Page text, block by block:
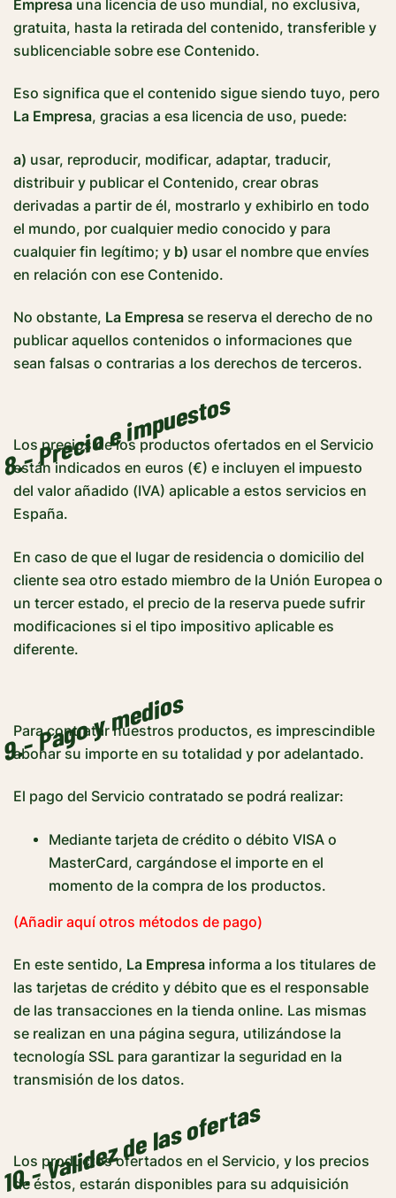
Empresa una licencia de uso mundial, no exclusiva,
gratuita, hasta la retirada del contenido, transferible y
sublicenciable sobre ese Contenido.
Eso significa que el contenido sigue siendo tuyo, pero
La Empresa, gracias a esa licencia de uso, puede:
a) usar, reproducir, modificar, adaptar, traducir,
distribuir y publicar el Contenido, crear obras
derivadas a partir de él, mostrarlo y exhibirlo en todo
el mundo, por cualquier medio conocido y para
cualquier fin legítimo; y b) usar el nombre que envíes
en relación con ese Contenido.
No obstante, La Empresa se reserva el derecho de no
publicar aquellos contenidos o informaciones que
sean falsas o contrarias a los derechos de terceros.
8.- Precio e impuestos
Los precios de los productos ofertados en el Servicio
están indicados en euros (€) e incluyen el impuesto
del valor añadido (IVA) aplicable a estos servicios en
España.
En caso de que el lugar de residencia o domicilio del
cliente sea otro estado miembro de la Unión Europea o
un tercer estado, el precio de la reserva puede sufrir
modificaciones si el tipo impositivo aplicable es
diferente.
9.- Pago y medios
Para contratar nuestros productos, es imprescindible
abonar su importe en su totalidad y por adelantado.
El pago del Servicio contratado se podrá realizar:
Mediante tarjeta de crédito o débito VISA o
MasterCard, cargándose el importe en el
momento de la compra de los productos.
(Añadir aquí otros métodos de pago)
En este sentido, La Empresa informa a los titulares de
las tarjetas de crédito y débito que es el responsable
de las transacciones en la tienda online. Las mismas
se realizan en una página segura, utilizándose la
tecnología SSL para garantizar la seguridad en la
transmisión de los datos.
10.- Validez de las ofertas
Los productos ofertados en el Servicio, y los precios
de éstos, estarán disponibles para su adquisición